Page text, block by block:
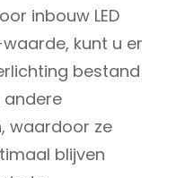
inbouw LED
kunt u er
bestand
andere
waardoor ze
blijven